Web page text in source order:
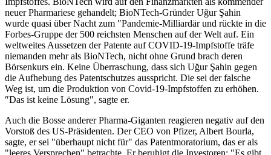
neuer Pharmariese gehandelt; BioNTech-Gründer Uğur Şahin
wurde quasi über Nacht zum ″Pandemie-Milliardär und rückte in die
Forbes-Gruppe der 500 reichsten Menschen auf der Welt auf. Ein
weltweites Aussetzen der Patente auf COVID-19-Impfstoffe träfe
niemanden mehr als BioNTech, nicht ohne Grund brach deren
Börsenkurs ein. Keine Überraschung, dass sich Uğur Şahin gegen
die Aufhebung des Patentschutzes ausspricht. Die sei der falsche
Weg ist, um die Produktion von Covid-19-Impfstoffen zu erhöhen.
″Das ist keine Lösung″, sagte er.
Auch die Bosse anderer Pharma-Giganten reagieren negativ auf den
Vorstoß des US-Präsidenten. Der CEO von Pfizer, Albert Bourla,
sagte, er sei "überhaupt nicht für" das Patentmoratorium, das er als